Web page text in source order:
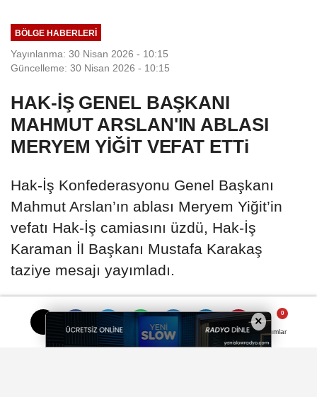
Yorumlar
BÖLGE HABERLERİ
Yayınlanma: 30 Nisan 2026 - 10:15
Güncelleme: 30 Nisan 2026 - 10:15
HAK-İŞ GENEL BAŞKANI
MAHMUT ARSLAN'IN ABLASI
MERYEM YİĞİT VEFAT ETTi
Hak-İş Konfederasyonu Genel Başkanı
Mahmut Arslan’ın ablası Meryem Yiğit’in
vefatı Hak-İş camiasını üzdü, Hak-İş
Karaman İl Başkanı Mustafa Karakaş
taziye mesajı yayımladı.
Yorumlar
A
×